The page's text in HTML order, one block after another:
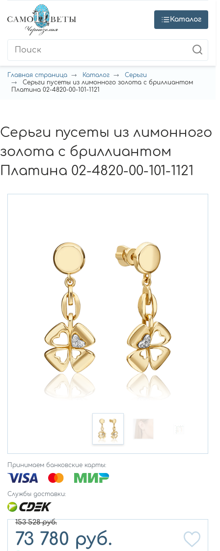
Каталог
Главная страница Каталог
Серьги
Серьги пусеты из лимонного золота с бриллиантом
Платина 02-4820-00-101-1121
Серьги пусеты из лимонного
золота с бриллиантом
Платина 02-4820-00-101-1121
Принимаем банковские карты:
Службы доставки:
153 528руб.
73 780 руб.